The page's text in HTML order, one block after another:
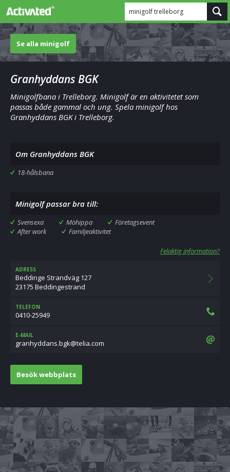
minigolf trelleborg
Se alla minigolf
Granhyddans BGK
Minigolfbana i Trelleborg. Minigolf är en aktivitetet som
passas både gammal och ung. Spela minigolf hos
Granhyddans BGK i Trelleborg.
Om Granhyddans BGK
18-hålsbana
Minigolf passar bra till:
Svensexa Möhippa
Företagsevent
After work
Familjeaktivitet
Felaktig information?
ADRESS
Beddinge Strandväg 127
23175 Beddingestrand
TELEFON
0410-25949
E-MAIL
moc.ailet@kgb.snaddyhnarg
Besök webbplats